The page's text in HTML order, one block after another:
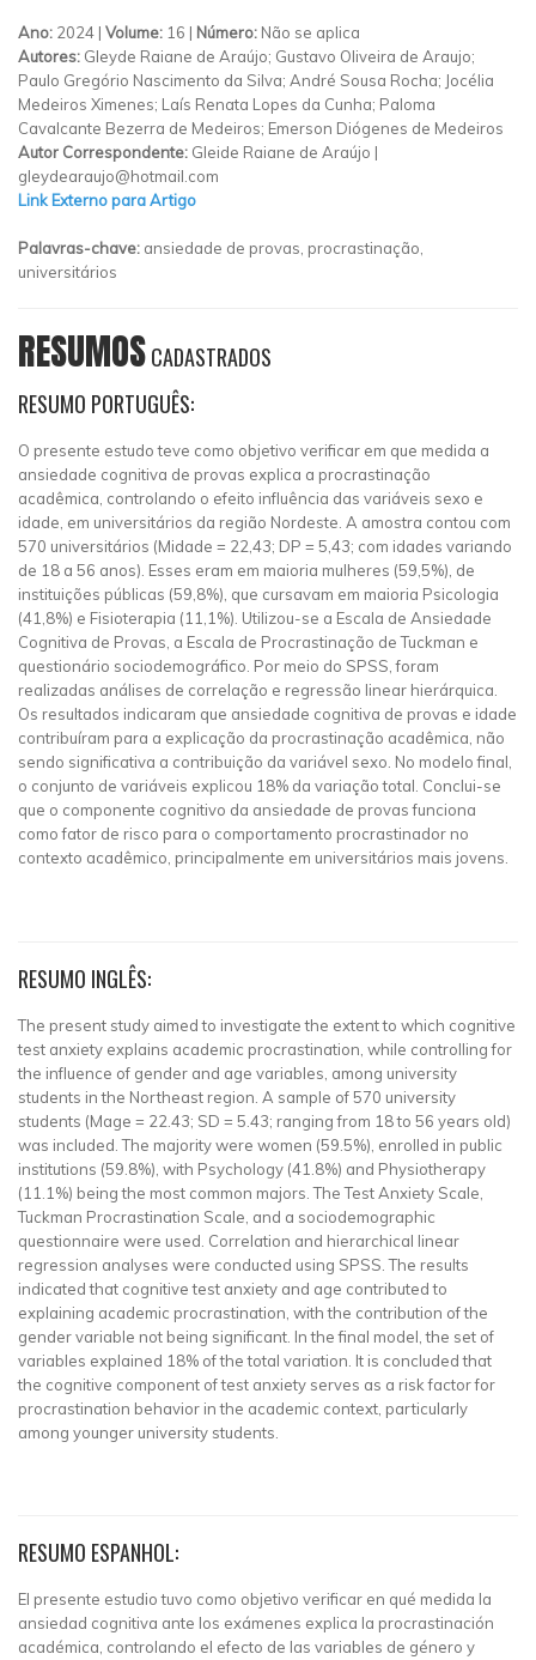
Ano: 2024 | Volume: 16 | Número: Não se aplica
Autores: Gleyde Raiane de Araújo; Gustavo Oliveira de Araujo;
Paulo Gregório Nascimento da Silva; André Sousa Rocha; Jocélia
Medeiros Ximenes; Laís Renata Lopes da Cunha; Paloma
Cavalcante Bezerra de Medeiros; Emerson Diógenes de Medeiros
Autor Correspondente: Gleide Raiane de Araújo |
gleydearaujo@hotmail.com
Link Externo para Artigo
Palavras-chave: ansiedade de provas, procrastinação,
universitários
RESUMOSCADASTRADOS
RESUMO PORTUGUÊS:
O presente estudo teve como objetivo verificar em que medida a
ansiedade cognitiva de provas explica a procrastinação
acadêmica, controlando o efeito influência das variáveis sexo e
idade, em universitários da região Nordeste. A amostra contou com
570 universitários (Midade = 22,43; DP = 5,43; com idades variando
de 18 a 56 anos). Esses eram em maioria mulheres (59,5%), de
instituições públicas (59,8%), que cursavam em maioria Psicologia
(41,8%) e Fisioterapia (11,1%). Utilizou-se a Escala de Ansiedade
Cognitiva de Provas, a Escala de Procrastinação de Tuckman e
questionário sociodemográfico. Por meio do SPSS, foram
realizadas análises de correlação e regressão linear hierárquica.
Os resultados indicaram que ansiedade cognitiva de provas e idade
contribuíram para a explicação da procrastinação acadêmica, não
sendo significativa a contribuição da variável sexo. No modelo final,
o conjunto de variáveis explicou 18% da variação total. Conclui-se
que o componente cognitivo da ansiedade de provas funciona
como fator de risco para o comportamento procrastinador no
contexto acadêmico, principalmente em universitários mais jovens.
RESUMO INGLÊS:
The present study aimed to investigate the extent to which cognitive
test anxiety explains academic procrastination, while controlling for
the influence of gender and age variables, among university
students in the Northeast region. A sample of 570 university
students (Mage = 22.43; SD = 5.43; ranging from 18 to 56 years old)
was included. The majority were women (59.5%), enrolled in public
institutions (59.8%), with Psychology (41.8%) and Physiotherapy
(11.1%) being the most common majors. The Test Anxiety Scale,
Tuckman Procrastination Scale, and a sociodemographic
questionnaire were used. Correlation and hierarchical linear
regression analyses were conducted using SPSS. The results
indicated that cognitive test anxiety and age contributed to
explaining academic procrastination, with the contribution of the
gender variable not being significant. In the final model, the set of
variables explained 18% of the total variation. It is concluded that
the cognitive component of test anxiety serves as a risk factor for
procrastination behavior in the academic context, particularly
among younger university students.
RESUMO ESPANHOL:
El presente estudio tuvo como objetivo verificar en qué medida la
ansiedad cognitiva ante los exámenes explica la procrastinación
académica, controlando el efecto de las variables de género y